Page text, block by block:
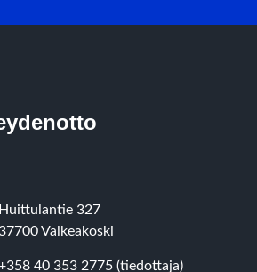
327
Valkeakoski
40 353 2775 (tiedottaja)